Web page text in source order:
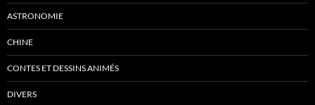
ASTRONOMIE
CHINE
CONTES ET DESSINS ANIMÉS
DIVERS